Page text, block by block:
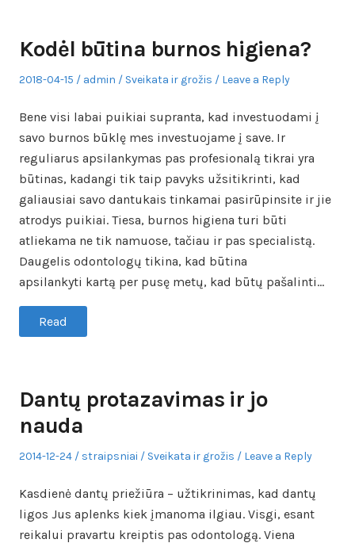
Kodėl būtina burnos higiena?
Posted
2018-04-15 Author
admin
Posted
Sveikata ir grožis Leave a Reply
Bene visi labai puikiai supranta, kad investuodami į
savo burnos būklę mes investuojame į save. Ir
reguliarus apsilankymas pas profesionalą tikrai yra
būtinas, kadangi tik taip pavyks užsitikrinti, kad
galiausiai savo dantukais tinkamai pasirūpinsite ir jie
atrodys puikiai. Tiesa, burnos higiena turi būti
atliekama ne tik namuose, tačiau ir pas specialistą.
Daugelis odontologų tikina, kad būtina
apsilankyti kartą per pusę metų, kad būtų pašalinti…
Read
Dantų protazavimas ir jo
nauda
Posted
2014-12-24 Author
straipsniai
Posted
Sveikata ir grožis Leave a Reply
Kasdienė dantų priežiūra – užtikrinimas, kad dantų
ligos Jus aplenks kiek įmanoma ilgiau. Visgi, esant
reikalui pravartu kreiptis pas odontologą. Viena